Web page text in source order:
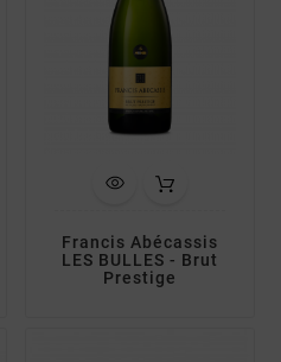
Francis Abécassis
LES BULLES - Brut
Prestige